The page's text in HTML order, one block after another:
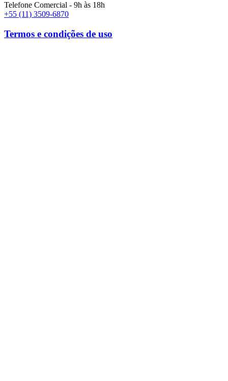
Telefone Comercial - 9h às 18h
+55 (11) 3509-6870
Termos e condições de uso